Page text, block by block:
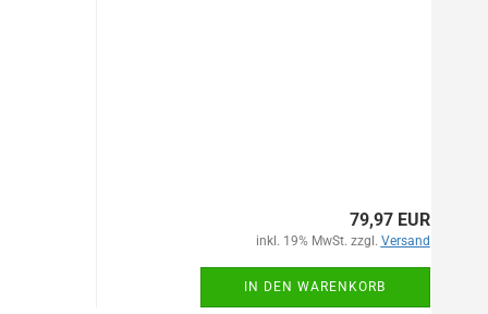
79,97 EUR
inkl. 19% MwSt. zzgl. Versand
IN DEN WARENKORB